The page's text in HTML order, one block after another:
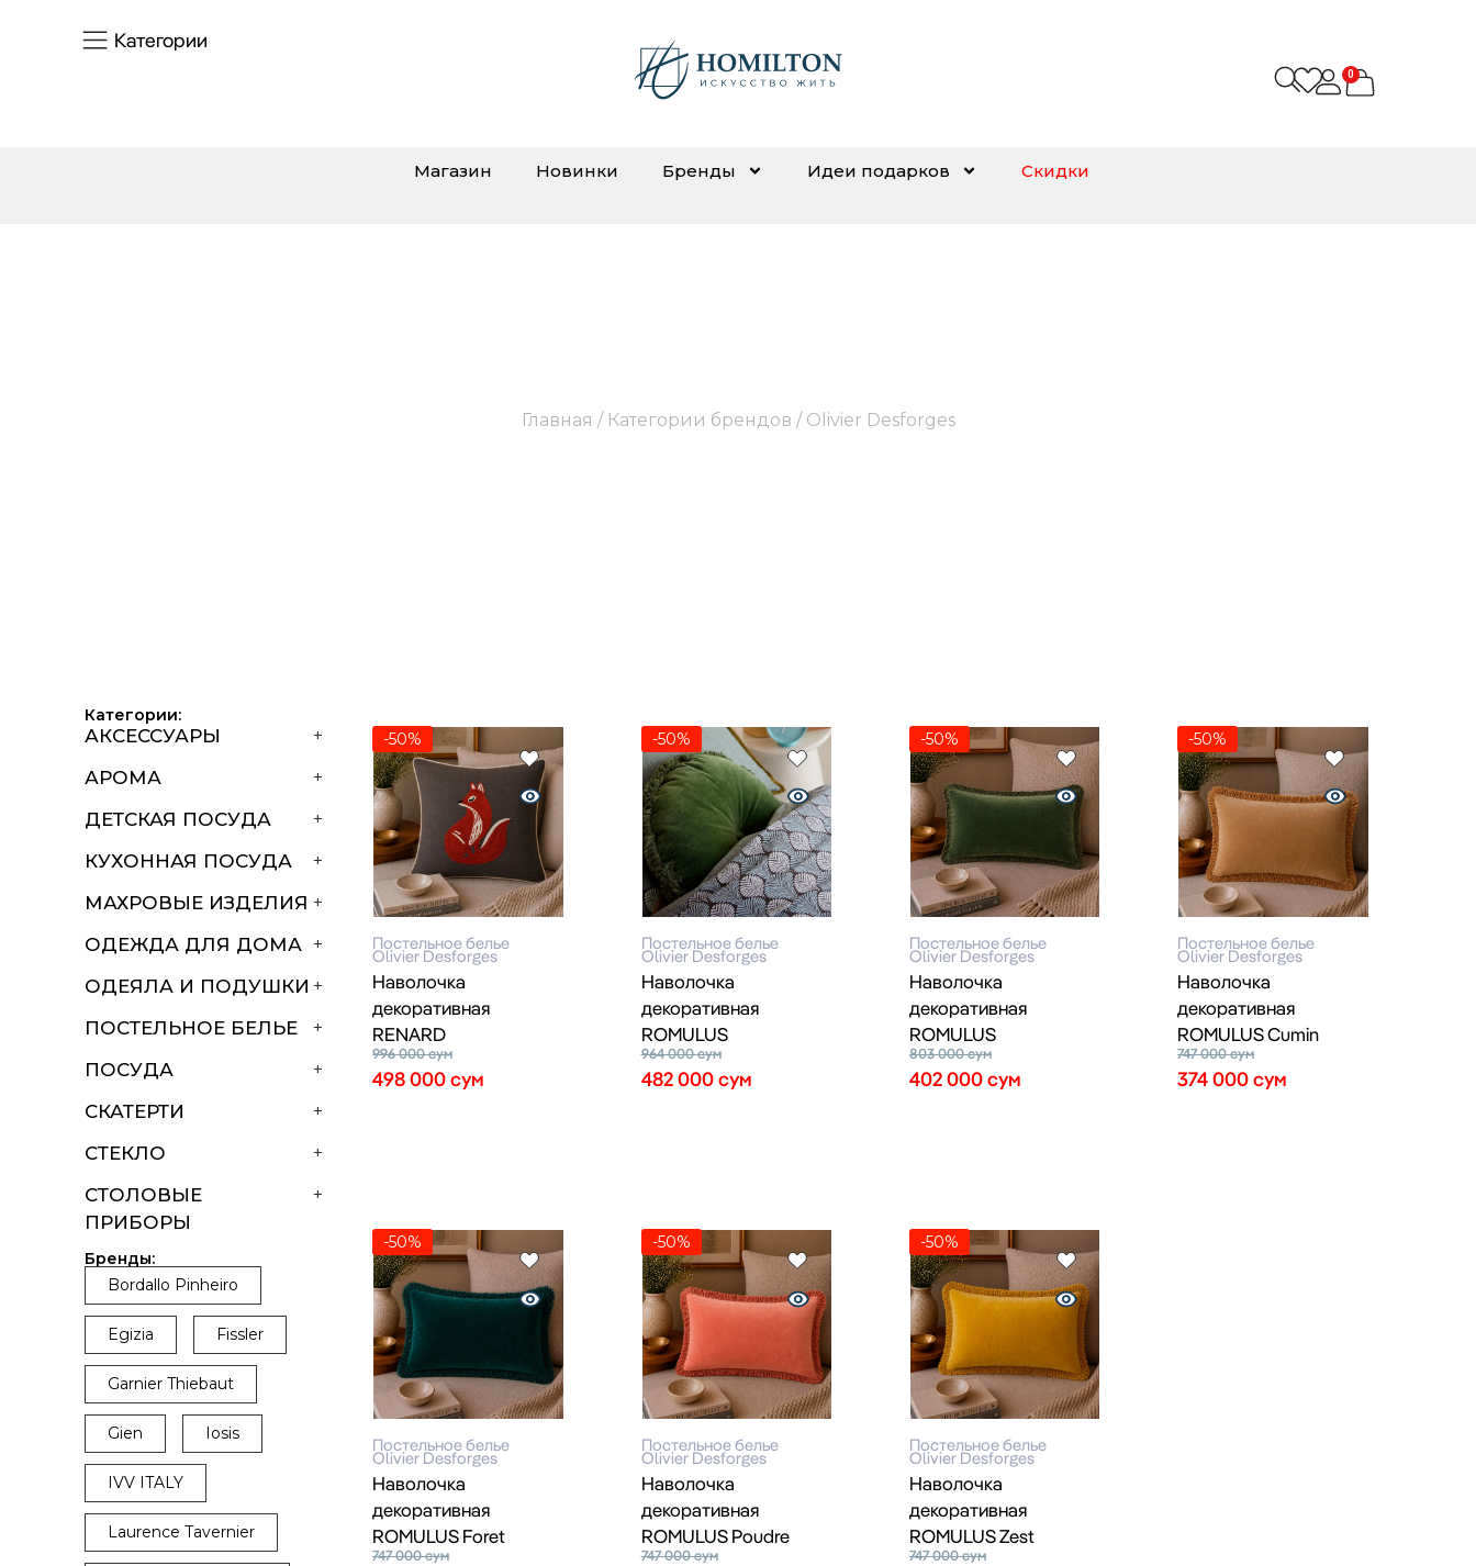
Категории
0
Магазин Новинки Бренды Идеи подарков Скидки
Главная / Категории брендов / Olivier Desforges
Категории:
+
АКСЕССУАРЫ
+
АРОМА
+
ДЕТСКАЯ ПОСУДА
+
КУХОННАЯ ПОСУДА
+
МАХРОВЫЕ ИЗДЕЛИЯ
+
ОДЕЖДА ДЛЯ ДОМА
+
ОДЕЯЛА И ПОДУШКИ
+
ПОСТЕЛЬНОЕ БЕЛЬЕ
+
ПОСУДА
+
СКАТЕРТИ
+
СТЕКЛО
+
СТОЛОВЫЕ
ПРИБОРЫ
Бренды:
Bordallo Pinheiro
Egizia Fissler
Garnier Thiebaut
Gien Iosis
IVV ITALY
Laurence Tavernier
-50%
Постельное белье
Olivier Desforges
Наволочка
декоративная
RENARD
996 000сум
498 000сум
-50%
Постельное белье
Olivier Desforges
Наволочка
декоративная
ROMULUS
964 000сум
482 000сум
-50%
Постельное белье
Olivier Desforges
Наволочка
декоративная
ROMULUS
803 000сум
402 000сум
-50%
Постельное белье
Olivier Desforges
Наволочка
декоративная
ROMULUS Cumin
747 000сум
374 000сум
-50%
Постельное белье
Olivier Desforges
Наволочка
декоративная
ROMULUS Foret
747 000сум
-50%
Постельное белье
Olivier Desforges
Наволочка
декоративная
ROMULUS Poudre
747 000сум
-50%
Постельное белье
Olivier Desforges
Наволочка
декоративная
ROMULUS Zest
747 000сум